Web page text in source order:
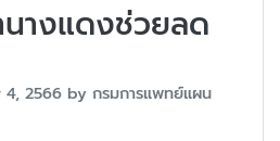
างแดงช่วยลด
2566 by กรมการแพทย์แผน